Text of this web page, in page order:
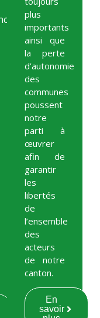
plus
importants
ainsi que
la perte
d’autonomie
des
communes
poussent
notre
parti à
œuvrer
afin de
garantir
les
libertés
de
l’ensemble
des
acteurs
de notre
canton.
En
savoir